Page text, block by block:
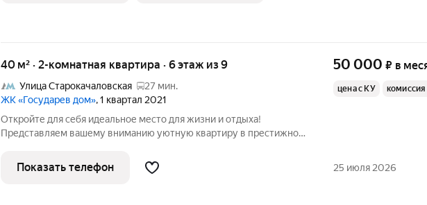
40 м² · 2-комнатная квартира · 6 этаж из 9
Улица Старокачаловская
27 мин.
ЖК «Государев дом», 1 квартал 2021
Откройте для себя идеальное место для жизни и отдыха!
Представляем вашему вниманию уютную квартиру в престижном
на транспорте от метро Бульвар Дмитрия Донского. Уникальное
расположение
50 000 ₽ в
цена с КУ комиссия
Показать телефон 25 июля 2026